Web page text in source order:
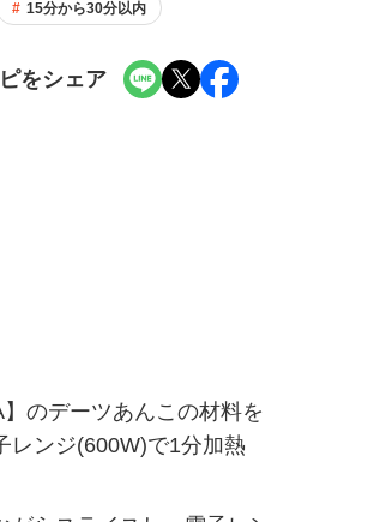
15分から30分以内
をシェア
のデーツあんこの材料を
レンジ(600W)で1分加熱